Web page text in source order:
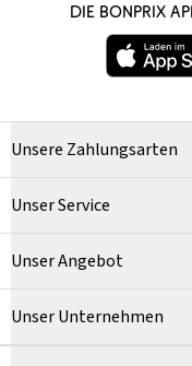
DIE BONPRIX
Unsere Zahlungsarten
Unser Service
Unser Angebot
Unser Unternehmen